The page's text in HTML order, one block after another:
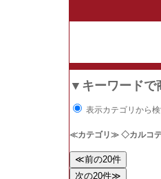
▼キーワードで
表示カテゴリから
≪カテゴリ≫ ◇カルコデ